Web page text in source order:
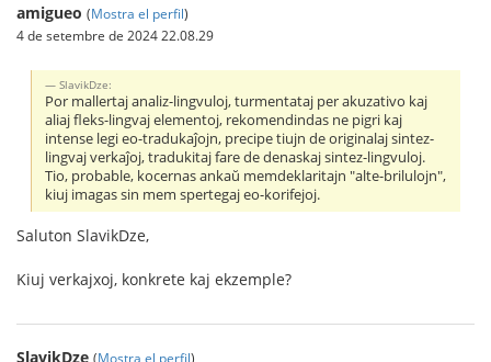
amigueo (Mostra el perfil)
4 de setembre de 2024 22.08.29
SlavikDze:
Por mallertaj analiz-lingvuloj, turmentataj per akuzativo kaj
aliaj fleks-lingvaj elementoj, rekomendindas ne pigri kaj
intense legi eo-tradukaĵojn, precipe tiujn de originalaj sintez-
lingvaj verkaĵoj, tradukitaj fare de denaskaj sintez-lingvuloj.
Tio, probable, kocernas ankaŭ memdeklaritajn "alte-brilulojn",
kiuj imagas sin mem spertegaj eo-korifejoj.
Saluton SlavikDze,
Kiuj verkajxoj, konkrete kaj ekzemple?
SlavikDze (Mostra el perfil)